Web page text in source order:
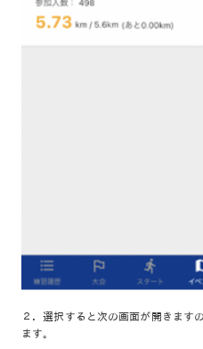
２．選択すると次の画面が開きます
ます。